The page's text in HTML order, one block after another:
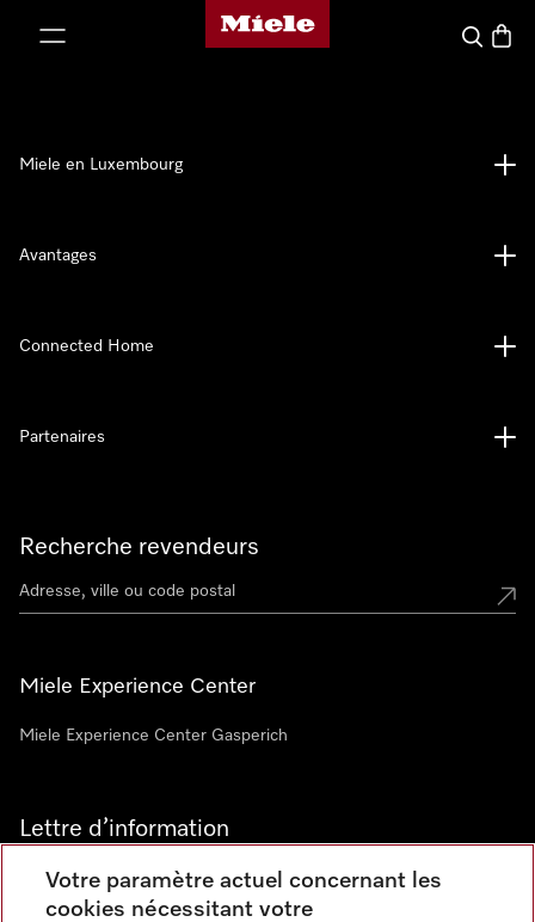
Page d'accueil de Miele
Panier
Recherche revendeurs
Miele Experience Center
Miele Experience Center Gasperich
Lettre d’information
Miele en Luxembourg
Avantages
Connected Home
Partenaires
Votre paramètre actuel concernant les
cookies nécessitant votre